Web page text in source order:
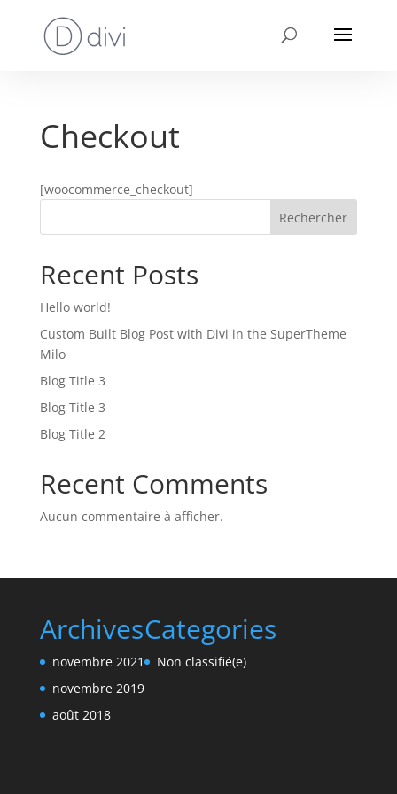
Checkout
[woocommerce_checkout]
Rechercher
Recent Posts
Hello world!
Custom Built Blog Post with Divi in the SuperTheme
Milo
Blog Title 3
Blog Title 3
Blog Title 2
Recent Comments
Aucun commentaire à afficher.
Archives
novembre 2021
novembre 2019
août 2018
Categories
Non classifié(e)